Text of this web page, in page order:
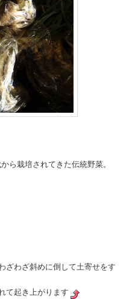
から栽培されてきた伝統野菜。
ざわざ斜めに倒して土寄せをす
て起き上がります